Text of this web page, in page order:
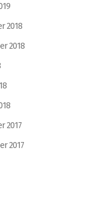
2018
2018
2017
2017